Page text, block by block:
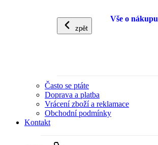
zpět
Vše o nákupu
Často se ptáte
Doprava a platba
Vrácení zboží a reklamace
Obchodní podmínky
Kontakt